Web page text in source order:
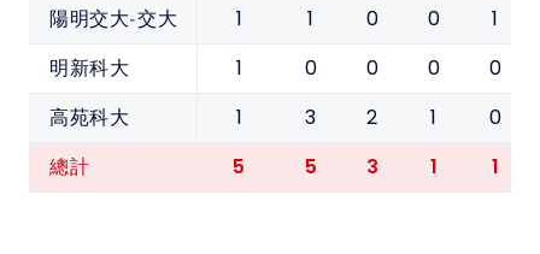
陽明交大-交大 1 1 0 0 1
明新科大 1 0 0 0 0
高苑科大 1 3 2 1 0
總計 5 5 3 1 1